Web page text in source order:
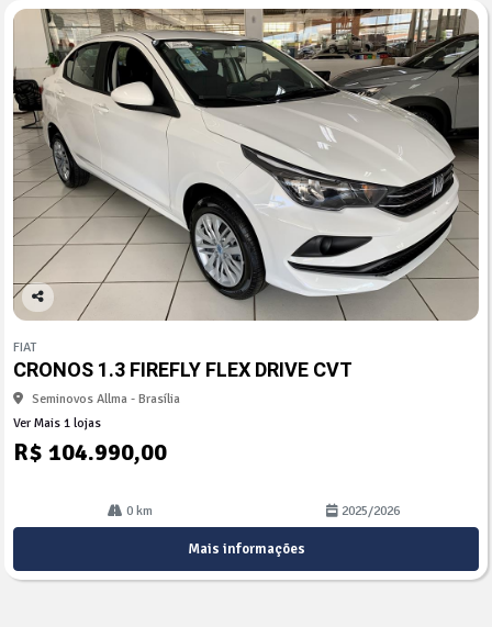
Co
arti
lhe
FIAT
CRONOS 1.3 FIREFLY FLEX DRIVE CVT
Seminovos Allma - Brasília
Ver Mais 1 lojas
R$ 104.990,00
0 km 2025/2026
Mais informações